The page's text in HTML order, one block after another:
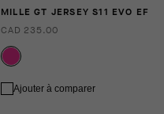
MILLE GT JERSEY S11 EVO EF
CAD 235.00
Ajouter à comparer